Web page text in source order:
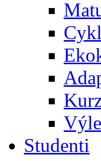
Studenti